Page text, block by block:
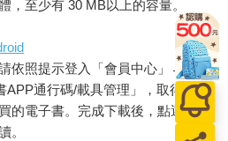
，至少有 30 MB以上的容量。
依照提示登入「會員中心」→「我
通行碼/載具管理」，取得通行
的電子書。完成下載後，點選任一
。